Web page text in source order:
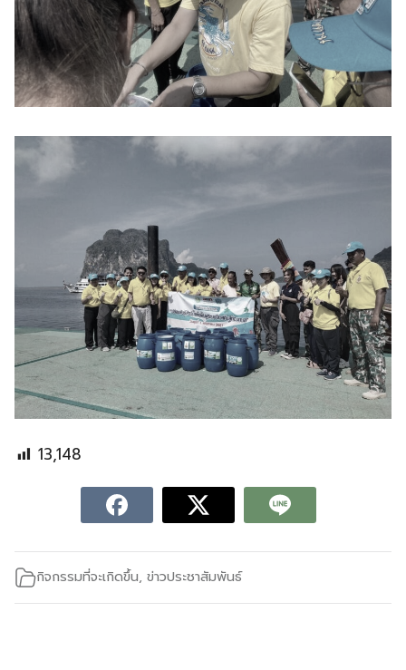
13,148
กิจกรรมที่จะเกิดขึ้น, ข่าวประชาสัมพันธ์